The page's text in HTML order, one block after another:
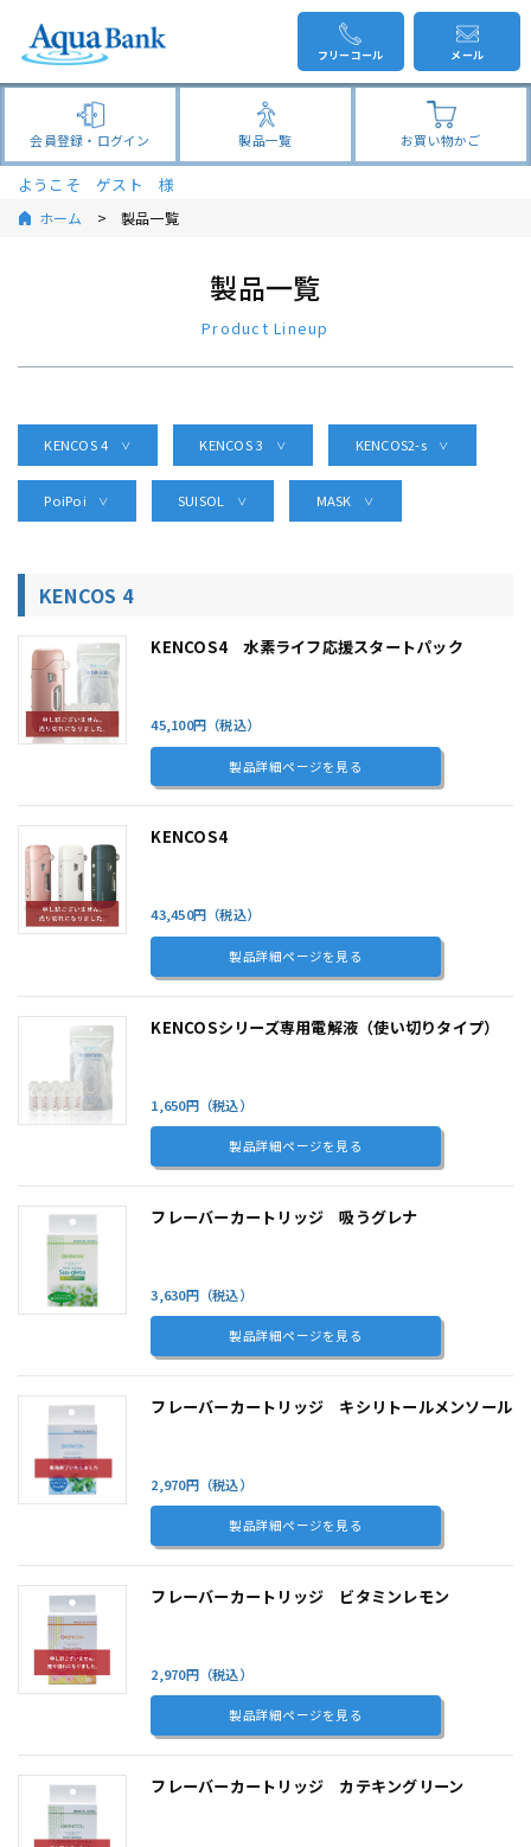
製品一覧
会員登録・ログイン お買い物かご
フリーコール メール
ようこそ ゲスト 様
ホーム 製品一覧
製品一覧
Product Lineup
KENCOS 4 ＞ KENCOS 3 ＞ KENCOS2-s＞
PoiPoi＞ SUISOL ＞ MASK ＞
KENCOS 4
KENCOS4 水素ライフ応援スタートパック
45,100円（税込）
製品詳細ページを見る
KENCOS4
43,450円（税込）
製品詳細ページを見る
KENCOSシリーズ専用電解液（使い切りタイプ）
1,650円（税込）
製品詳細ページを見る
フレーバーカートリッジ 吸うグレナ
3,630円（税込）
製品詳細ページを見る
フレーバーカートリッジ キシリトールメンソール
2,970円（税込）
製品詳細ページを見る
フレーバーカートリッジ ビタミンレモン
2,970円（税込）
製品詳細ページを見る
フレーバーカートリッジ カテキングリーン